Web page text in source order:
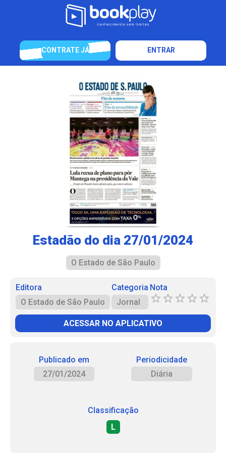
CONTRATE JÁ ENTRAR
Estadão do dia 27/01/2024
O Estado de São Paulo
Editora
O Estado de São Paulo
Categoria
Jornal
Nota
ACESSAR NO APLICATIVO
Publicado em
27/01/2024
Periodicidade
Diária
Classificação
L